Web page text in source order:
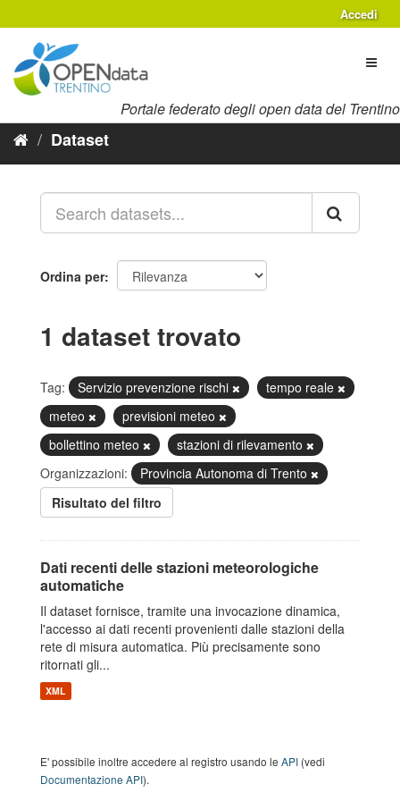
al
contenuto
Accedi
Portale federato degli open data del Trentino
Dataset
Ordina per
1 dataset trovato
Tag: Servizio prevenzione rischi
tempo reale
meteo
previsioni meteo
bollettino meteo
stazioni di rilevamento
Organizzazioni:
Provincia Autonoma di Trento
Risultato del filtro
Dati recenti delle stazioni meteorologiche
automatiche
Il dataset fornisce, tramite una invocazione dinamica,
l'accesso ai dati recenti provenienti dalle stazioni della
rete di misura automatica. Più precisamente sono
ritornati gli...
XML
E' possibile inoltre accedere al registro usando le API (vedi
Documentazione API).